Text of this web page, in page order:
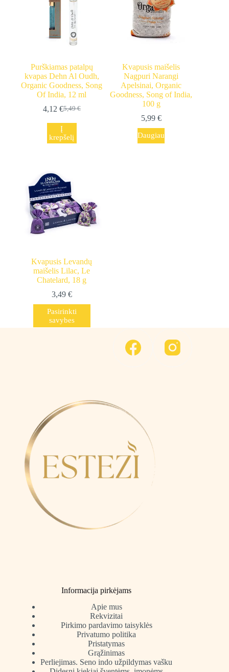
Purškiamas patalpų
kvapas Dehn Al Oudh,
Organic Goodness, Song
Of India, 12 ml
5,49€
Original
price
was:
5,49 €.
4,12 €Current
price
is:
4,12 €.
Į
krepšelį
Kvapusis maišelis
Nagpuri Narangi
Apelsinai, Organic
Goodness, Song of India,
100 g
5,99 €
Daugiau
Kvapusis Levandų
maišelis Lilac, Le
Chatelard, 18 g
3,49 €
Pasirinkti
savybes
This
product
has
the
Informacija pirkėjams
Apie mus
Rekvizitai
Pirkimo pardavimo taisyklės
Privatumo politika
Pristatymas
Grąžinimas
Perliejimas. Seno indo užpildymas vašku